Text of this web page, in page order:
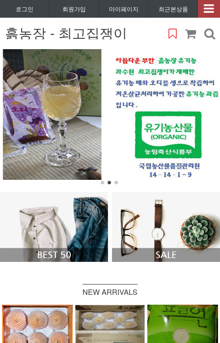
로그인 회원가입 마이페이지 최근본상품
흙농장 - 최고집쟁이
NEW ARRIVALS